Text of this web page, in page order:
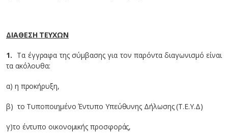
ΔΙΑΘΕΣΗ ΤΕΥΧΩΝ
1. Τα έγγραφα της σύμβασης για τον παρόντα διαγωνισμό είναι
τα ακόλουθα:
α) η προκήρυξη,
β) το Τυποποιημένο Έντυπο Υπεύθυνης Δήλωσης (Τ.Ε.Υ.Δ)
γ)το έντυπο οικονομικής προσφοράς,